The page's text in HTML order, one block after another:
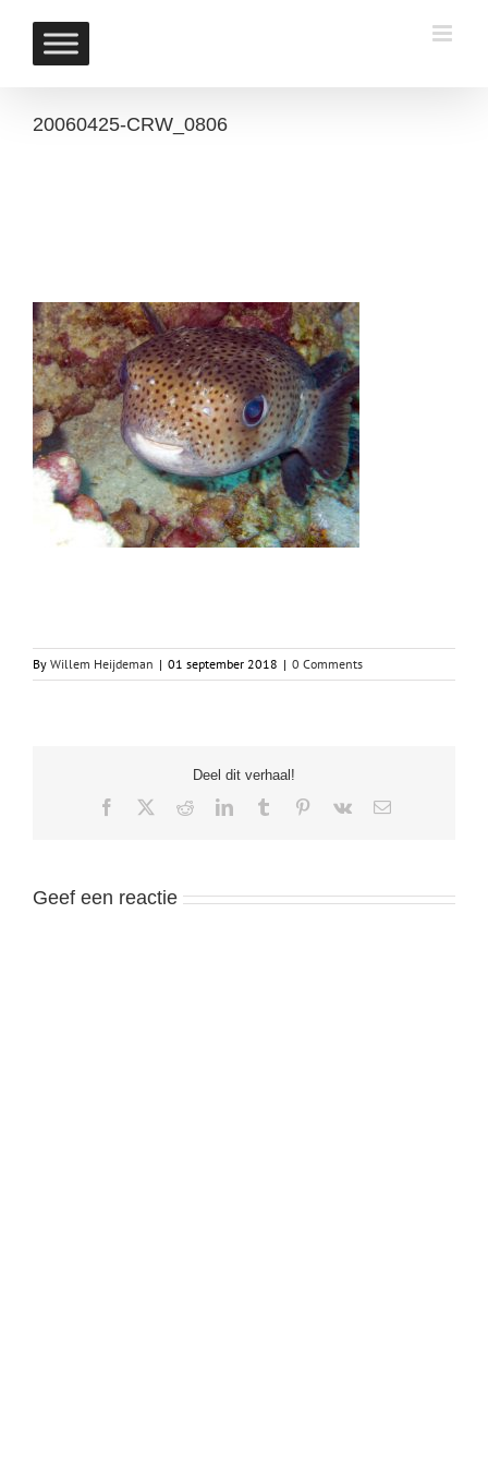
content
20060425-CRW_0806
By Willem Heijdeman | 01 september 2018 | 0 Comments
Deel dit verhaal!
Facebook RedditLinkedInTumblr Pinterest
Vk Email
Geef een reactie